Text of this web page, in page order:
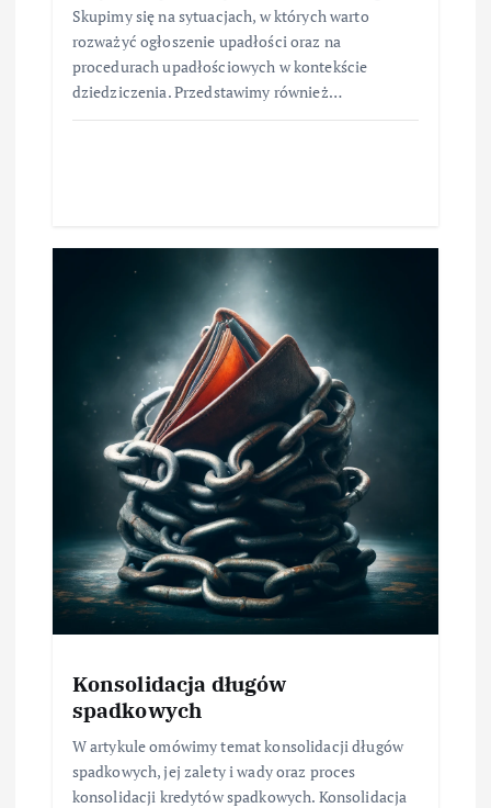
Skupimy się na sytuacjach, w których warto
rozważyć ogłoszenie upadłości oraz na
procedurach upadłościowych w kontekście
dziedziczenia. Przedstawimy również…
Konsolidacja długów
spadkowych
W artykule omówimy temat konsolidacji długów
spadkowych, jej zalety i wady oraz proces
konsolidacji kredytów spadkowych. Konsolidacja